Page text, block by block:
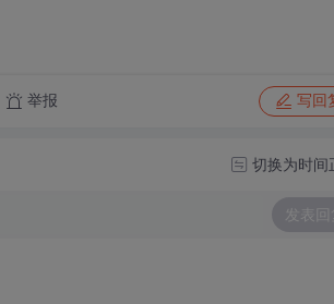
举报 写回
切换为时间
发表回